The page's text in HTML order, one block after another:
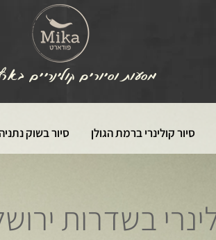
מסעות וסיורים קולינריים
סיור קולינרי ברמת הגולן סיור בשוק נתניה
בשדרות ירושלים